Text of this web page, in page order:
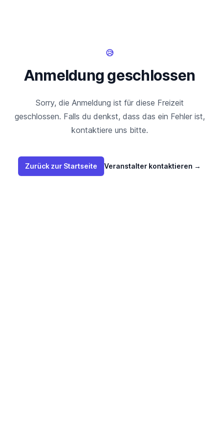
😥
Anmeldung geschlossen
Sorry, die Anmeldung ist für diese Freizeit
geschlossen. Falls du denkst, dass das ein Fehler ist,
kontaktiere uns bitte.
Zurück zur Startseite Veranstalter kontaktieren →